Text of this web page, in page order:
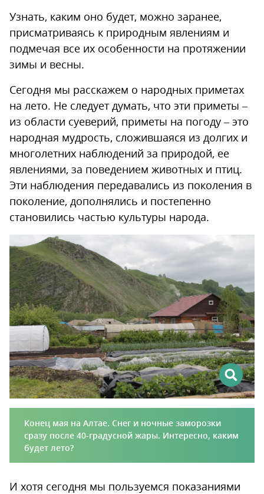
Узнать, каким оно будет, можно заранее,
присматриваясь к природным явлениям и
подмечая все их особенности на протяжении
зимы и весны.
Сегодня мы расскажем о народных приметах
на лето. Не следует думать, что эти приметы –
из области суеверий, приметы на погоду – это
народная мудрость, сложившаяся из долгих и
многолетних наблюдений за природой, ее
явлениями, за поведением животных и птиц.
Эти наблюдения передавались из поколения в
поколение, дополнялись и постепенно
становились частью культуры народа.
Конец мая на Алтае. Снег и ночные заморозки
сразу после 40-градусной жары. Интересно, каким
будет лето?
И хотя сегодня мы пользуемся показаниями